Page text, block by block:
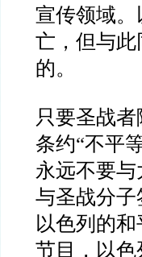
宣传领域
亡，但与
的。
只要圣战
条约“不平
永远不要
与圣战分
以色列的
节目，以